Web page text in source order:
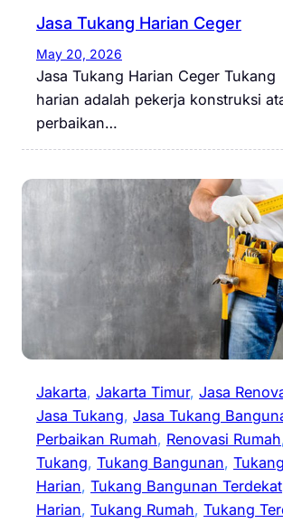
Jasa Tukang Harian Ceger
May 20, 2026
Jasa Tukang Harian Ceger Tukang
harian adalah pekerja konstruksi
perbaikan…
Jakarta, Jakarta Timur, Jasa
Jasa Tukang, Jasa Tukang
Perbaikan Rumah, Renovasi Rumah,
Tukang, Tukang Bangunan,
Harian, Tukang Bangunan Terdekat
Harian, Tukang Rumah, Tukang